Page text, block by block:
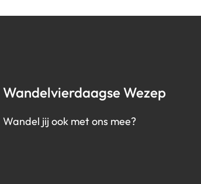
Wandelvierdaagse Wezep
Wandel jij ook met ons mee?